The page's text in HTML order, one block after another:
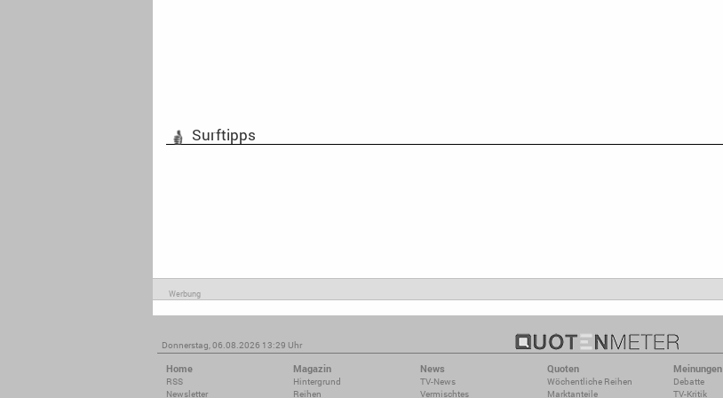
Surftipps
Werbung
Donnerstag, 06.08.2026 13:29 Uhr
Home
RSS
Newsletter
Magazin
Hintergrund
Reihen
News
TV-News
Vermischtes
Quoten
Wöchentliche Reihen
Marktanteile
Meinungen
Debatte
TV-Kritik